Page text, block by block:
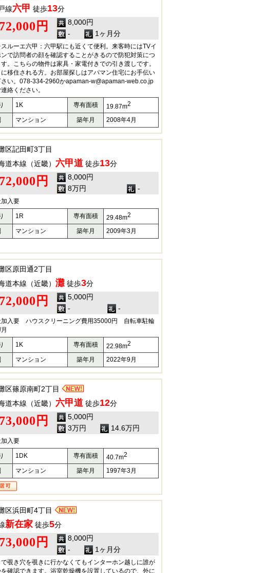
線六甲 徒歩13分
円
8,000円
-
1ヶ月分
ルーエ六甲：六甲駅にも近くて便利。来客時にはTVイ
で訪問者の顔を確認することがきるので防犯対策につ
。こちらの物件は家具・家電付きでの引き渡しです。
移住される方。お部屋探しはアパマン住宅にお手伝い
さい。078-334-2960かapaman-w@apaman-web.co.jp
絡ください。
1K 専有面積 19.87m2
マンション 築年月 2008年4月
区記田町3丁目
道本線（近畿） 六甲道 徒歩13分
円
8,000円
8万円
-
入要
1R 専有面積 29.48m2
マンション 築年月 2009年3月
区原田通2丁目
道本線（近畿） 灘 徒歩3分
円
5,000円
-
-
加入要 ハウスクリーニング費用35000円 自転車駐輪
1K 専有面積 22.98m2
マンション 築年月 2022年9月
区篠原南町2丁目
道本線（近畿） 六甲道 徒歩12分
円
5,000円
3万円
14.6万円
加入要
1DK 専有面積 40.7m2
マンション 築年月 1997年3月
区浜田町4丁目
新在家 徒歩5分
円
8,000円
-
1ヶ月分
覗き穴を覗きに行かなくてもインターホン越しに誰が
確認できます。浴室乾燥機を設置しているので、外に